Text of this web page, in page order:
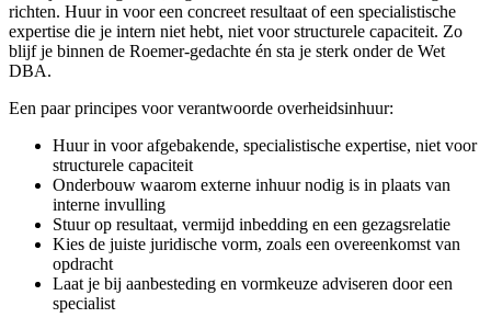
richten. Huur in voor een concreet resultaat of een specialistische
expertise die je intern niet hebt, niet voor structurele capaciteit. Zo
blijf je binnen de Roemer-gedachte én sta je sterk onder de Wet
DBA.
Een paar principes voor verantwoorde overheidsinhuur:
Huur in voor afgebakende, specialistische expertise, niet voor
structurele capaciteit
Onderbouw waarom externe inhuur nodig is in plaats van
interne invulling
Stuur op resultaat, vermijd inbedding en een gezagsrelatie
Kies de juiste juridische vorm, zoals een overeenkomst van
opdracht
Laat je bij aanbesteding en vormkeuze adviseren door een
specialist